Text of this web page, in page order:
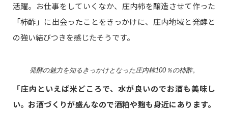
活躍。お仕事をしていくなか、庄内柿を醸造させて作った
「柿酢」に出会ったことをきっかけに、庄内地域と発酵と
の強い結びつきを感じたそうです。
発酵の魅力を知るきっかけとなった庄内柿100％の柿酢。
「庄内といえば米どころで、水が良いのでお酒も美味し
い。お酒づくりが盛んなので酒粕や麹も身近にあります。